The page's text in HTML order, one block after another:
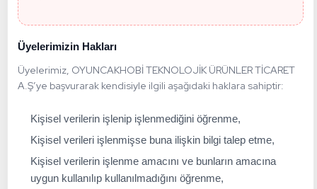
Üyelerimizin Hakları
Üyelerimiz, OYUNCAKHOBİ TEKNOLOJİK ÜRÜNLER TİCARET
A.Ş’ye başvurarak kendisiyle ilgili aşağıdaki haklara sahiptir:
Kişisel verilerin işlenip işlenmediğini öğrenme,
Kişisel verileri işlenmişse buna ilişkin bilgi talep etme,
Kişisel verilerin işlenme amacını ve bunların amacına
uygun kullanılıp kullanılmadığını öğrenme,